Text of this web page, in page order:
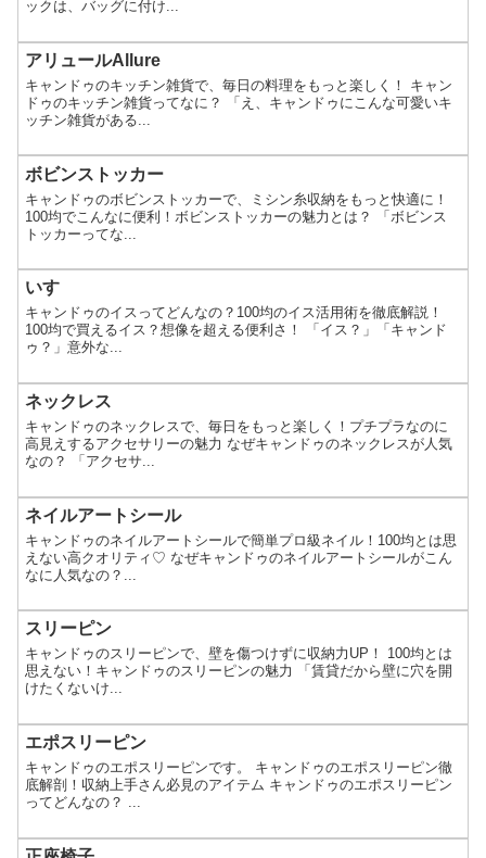
ックは、バッグに付け...
アリュールAllure
キャンドゥのキッチン雑貨で、毎日の料理をもっと楽しく！ キャン
ドゥのキッチン雑貨ってなに？ 「え、キャンドゥにこんな可愛いキ
ッチン雑貨がある...
ボビンストッカー
キャンドゥのボビンストッカーで、ミシン糸収納をもっと快適に！
100均でこんなに便利！ボビンストッカーの魅力とは？ 「ボビンス
トッカーってな...
いす
キャンドゥのイスってどんなの？100均のイス活用術を徹底解説！
100均で買えるイス？想像を超える便利さ！ 「イス？」「キャンド
ゥ？」意外な...
ネックレス
キャンドゥのネックレスで、毎日をもっと楽しく！プチプラなのに
高見えするアクセサリーの魅力 なぜキャンドゥのネックレスが人気
なの？ 「アクセサ...
ネイルアートシール
キャンドゥのネイルアートシールで簡単プロ級ネイル！100均とは思
えない高クオリティ♡ なぜキャンドゥのネイルアートシールがこん
なに人気なの？...
スリーピン
キャンドゥのスリーピンで、壁を傷つけずに収納力UP！ 100均とは
思えない！キャンドゥのスリーピンの魅力 「賃貸だから壁に穴を開
けたくないけ...
エポスリーピン
キャンドゥのエポスリーピンです。 キャンドゥのエポスリーピン徹
底解剖！収納上手さん必見のアイテム キャンドゥのエポスリーピン
ってどんなの？ ...